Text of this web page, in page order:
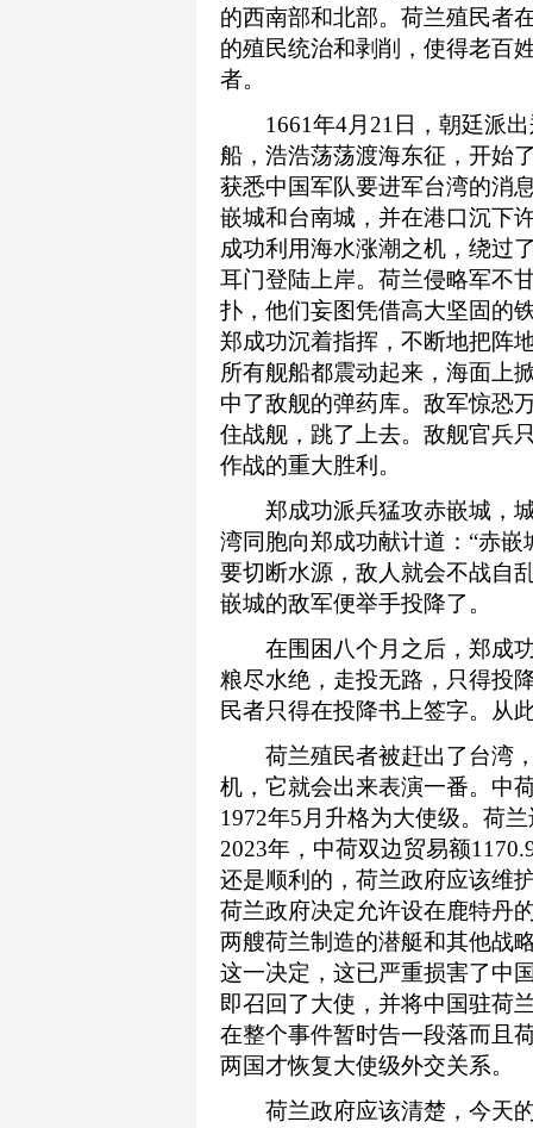
的西南部和北部。荷兰殖民者
的殖民统治和剥削，使得老百
者。
1661年4月21日，朝廷派出
船，浩浩荡荡渡海东征，开始
获悉中国军队要进军台湾的消
嵌城和台南城，并在港口沉下
成功利用海水涨潮之机，绕过
耳门登陆上岸。荷兰侵略军不
扑，他们妄图凭借高大坚固的
郑成功沉着指挥，不断地把阵
所有舰船都震动起来，海面上
中了敌舰的弹药库。敌军惊恐
住战舰，跳了上去。敌舰官兵
作战的重大胜利。
郑成功派兵猛攻赤嵌城，城
湾同胞向郑成功献计道：“赤
要切断水源，敌人就会不战自
嵌城的敌军便举手投降了。
在围困八个月之后，郑成功
粮尽水绝，走投无路，只得投
民者只得在投降书上签字。从
荷兰殖民者被赶出了台湾，
机，它就会出来表演一番。中
1972年5月升格为大使级。荷
2023年，中荷双边贸易额
还是顺利的，荷兰政府应该维
荷兰政府决定允许设在鹿特
两艘荷兰制造的潜艇和其他战
这一决定，这已严重损害了中
即召回了大使，并将中国驻荷
在整个事件暂时告一段落而且
两国才恢复大使级外交关系。
荷兰政府应该清楚，今天的